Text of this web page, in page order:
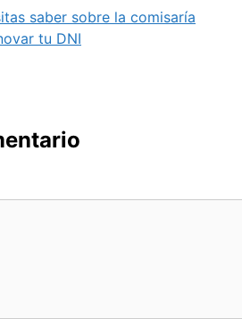
saber sobre la comisaría
tu DNI